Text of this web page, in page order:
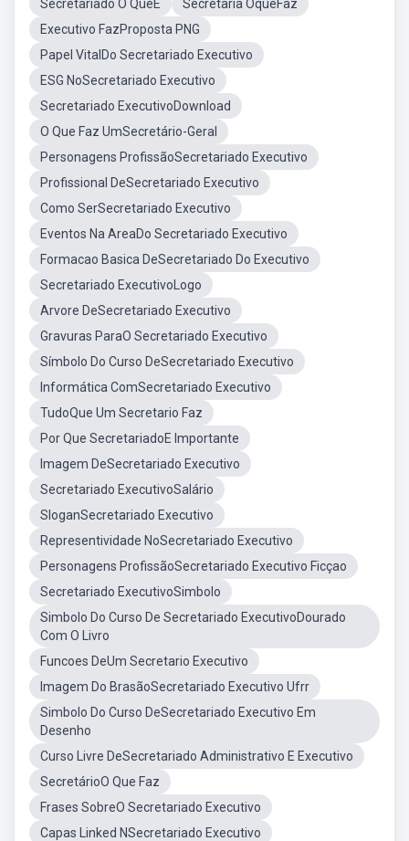
Secretariado O QueÉ
Secretaria OqueFaz
Executivo FazProposta PNG
Papel VitalDo Secretariado Executivo
ESG NoSecretariado Executivo
Secretariado ExecutivoDownload
O Que Faz UmSecretário-Geral
Personagens ProfissãoSecretariado Executivo
Profissional DeSecretariado Executivo
Como SerSecretariado Executivo
Eventos Na AreaDo Secretariado Executivo
Formacao Basica DeSecretariado Do Executivo
Secretariado ExecutivoLogo
Arvore DeSecretariado Executivo
Gravuras ParaO Secretariado Executivo
Símbolo Do Curso DeSecretariado Executivo
Informática ComSecretariado Executivo
TudoQue Um Secretario Faz
Por Que SecretariadoE Importante
Imagem DeSecretariado Executivo
Secretariado ExecutivoSalário
SloganSecretariado Executivo
Representividade NoSecretariado Executivo
Personagens ProfissãoSecretariado Executivo Ficçao
Secretariado ExecutivoSimbolo
Simbolo Do Curso De Secretariado ExecutivoDourado
Com O Livro
Funcoes DeUm Secretario Executivo
Imagem Do BrasãoSecretariado Executivo Ufrr
Simbolo Do Curso DeSecretariado Executivo Em
Desenho
Curso Livre DeSecretariado Administrativo E Executivo
SecretárioO Que Faz
Frases SobreO Secretariado Executivo
Capas Linked NSecretariado Executivo